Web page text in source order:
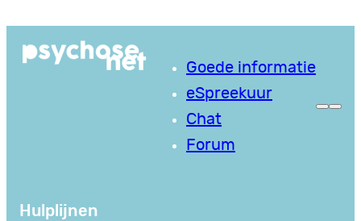
naar
Goede informatie
eSpreekuur
Chat
Forum
Hulplijnen